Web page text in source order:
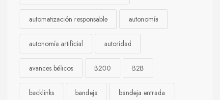
automatización responsable autonomía
autonomía artificial autoridad
avances bélicos B200 B2B
backlinks bandeja bandeja entrada